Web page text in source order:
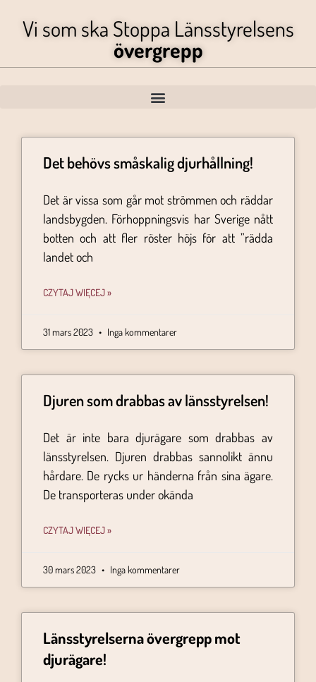
Vi som ska Stoppa Länsstyrelsens
övergrepp
Det behövs småskalig djurhållning!
Det är vissa som går mot strömmen och räddar
landsbygden. Förhoppningsvis har Sverige nått
botten och att fler röster höjs för att ”rädda
landet och
CZYTAJ WIĘCEJ »
31 mars 2023 Inga kommentarer
Djuren som drabbas av länsstyrelsen!
Det är inte bara djurägare som drabbas av
länsstyrelsen. Djuren drabbas sannolikt ännu
hårdare. De rycks ur händerna från sina ägare.
De transporteras under okända
CZYTAJ WIĘCEJ »
30 mars 2023 Inga kommentarer
Länsstyrelserna övergrepp mot
djurägare!